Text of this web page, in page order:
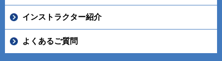
インストラクター紹介
よくあるご質問